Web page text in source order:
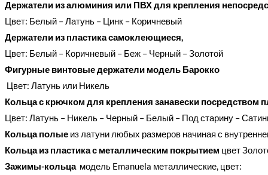
Держатели из алюминия или ПВХ для крепления
Цвет: Белый – Латунь – Цинк – Коричневый
Держатели из пластика самоклеющиеся,
Цвет: Белый – Коричневый – Беж – Черный – Золотой
Фигурные винтовыедержатели модель Барокко
Цвет: Латунь или Никель
Кольца с крючком для крепления занавески посредством
Цвет: Латунь – Никель – Черный – Белый – Под старину –
Кольца полые из латуни любых размеров начиная с
Кольца из пластика с металлическим покрытием цвет
Зажимы-кольца модель Emanuela металлические, цвет: